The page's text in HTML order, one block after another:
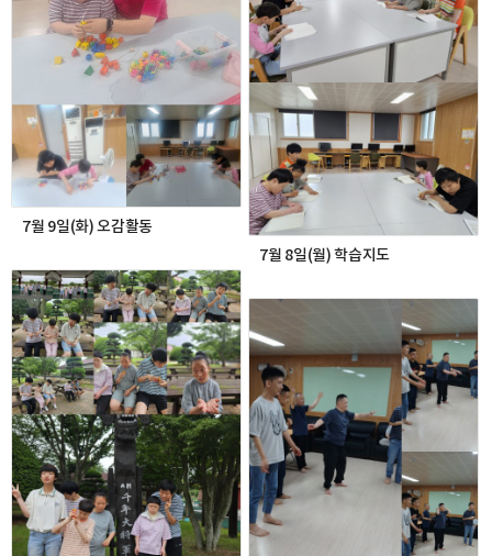
7월 9일(화) 오감활동
7월 8일(월) 학습지도